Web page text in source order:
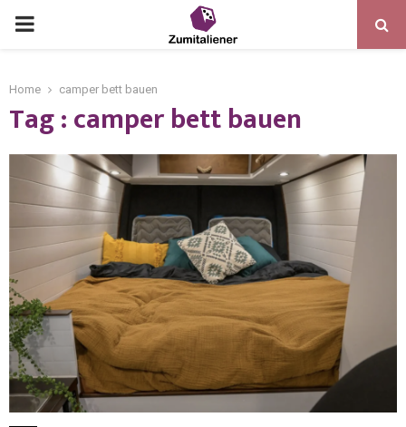
Home camper bett bauen
Tag : camper bett bauen